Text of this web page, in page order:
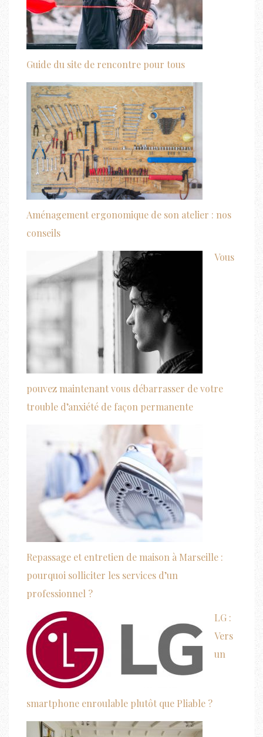
Guide du site de rencontre pour tous
Aménagement ergonomique de son atelier : nos
conseils
Vous
pouvez maintenant vous débarrasser de votre
trouble d’anxiété de façon permanente
Repassage et entretien de maison à Marseille :
pourquoi solliciter les services d’un
professionnel ?
LG :
Vers
un
smartphone enroulable plutôt que Pliable ?